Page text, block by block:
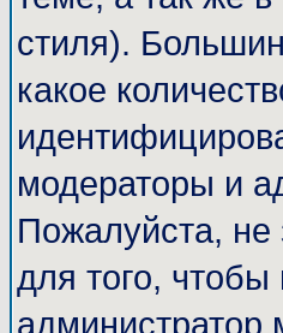
стиля).
какое
модераторы и
Пожалуйста,
для того,
администратор